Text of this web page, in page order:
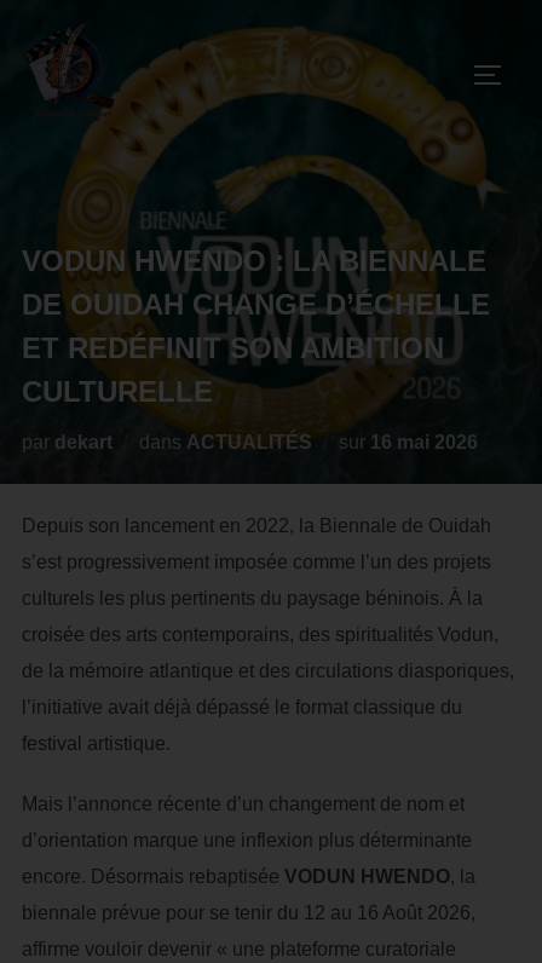
VODUN HWENDO : LA BIENNALE
DE OUIDAH CHANGE D’ÉCHELLE
ET REDÉFINIT SON AMBITION
CULTURELLE
par dekart dans ACTUALITÉS sur 16 mai 2026
Depuis son lancement en 2022, la Biennale de Ouidah
s’est progressivement imposée comme l’un des projets
culturels les plus pertinents du paysage béninois. À la
croisée des arts contemporains, des spiritualités Vodun,
de la mémoire atlantique et des circulations diasporiques,
l’initiative avait déjà dépassé le format classique du
festival artistique.
Mais l’annonce récente d’un changement de nom et
d’orientation marque une inflexion plus déterminante
encore. Désormais rebaptisée VODUN HWENDO, la
biennale prévue pour se tenir du 12 au 16 Août 2026,
affirme vouloir devenir « une plateforme curatoriale